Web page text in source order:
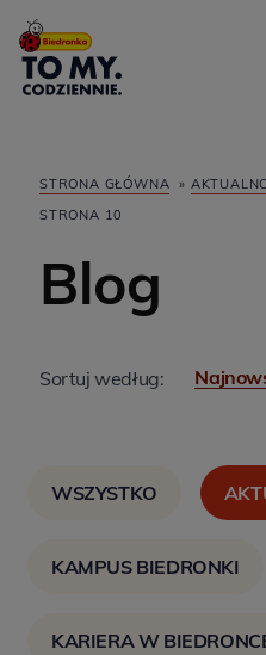
Główne logo
STRONA GŁÓWNA »
STRONA 10
Blog
Sortuj według:
WSZYSTKO
KAMPUS BIEDRONKI
KARIERA W